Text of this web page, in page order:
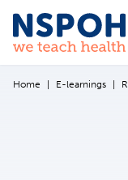
Ga naar de
Home E-learnings